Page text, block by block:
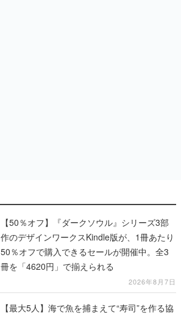
【50％オフ】『ダークソウル』シリーズ3部
作のデザインワークスKindle版が、1冊あたり
50％オフで購入できるセールが開催中。全3
冊を「4620円」で揃えられる
2026年8月7日
【最大5人】海で魚を捕まえて“寿司”を作る協